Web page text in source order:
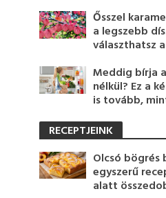
Ősszel
a legszebb
választhatsz
Meddig bírja
nélkül? Ez a
is tovább,
RECEPTJEINK
Olcsó bögrés
egyszerű
alatt